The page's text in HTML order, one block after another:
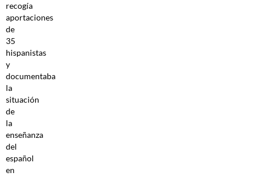
recogía
aportaciones
de
35
hispanistas
y
documentaba
la
situación
de
la
enseñanza
del
español
en